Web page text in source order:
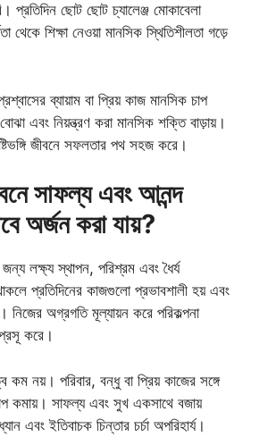
প্রতিদিন ছোট ছোট চ্যালেঞ্জ মোকাবেলা
থেকে শিক্ষা নেওয়া মানসিক স্থিতিশীলতা গড়ে
ব্যায়াম বা প্রিয় কাজ মানসিক চাপ
এবং নিয়ন্ত্রণ করা মানসিক শক্তি বাড়ায়।
জীবনে সফলতার পথ সহজ করে।
সাফল্য এবং আনন্দ
অর্জন করা যায়?
লক্ষ্য স্থাপন, পরিশ্রম এবং ধৈর্য
প্রতিদিনের কাজগুলো প্রভাবশালী হয় এবং
নিজের অগ্রগতি মূল্যায়ন করে পরিকল্পনা
করে।
কম নয়। পরিবার, বন্ধু বা প্রিয় কাজের সঙ্গে
কমায়। সাফল্য এবং সুখ একসাথে বজায়
এবং ইতিবাচক চিন্তার চর্চা অপরিহার্য।